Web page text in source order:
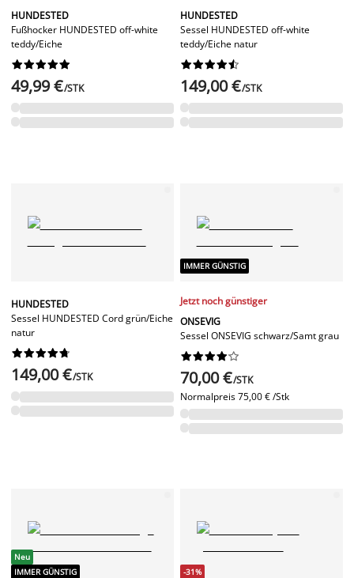
HUNDESTED
Fußhocker HUNDESTED off-white
teddy/Eiche






49,99 €/STK
HUNDESTED
Sessel HUNDESTED off-white
teddy/Eiche natur






149,00 €/STK
HUNDESTED
Sessel HUNDESTED Cord grün/Eiche
natur






149,00 €/STK
IMMER GÜNSTIG
Jetzt noch günstiger
ONSEVIG
Sessel ONSEVIG schwarz/Samt grau






70,00 €/STK
Normalpreis75,00 € /Stk
Neu
IMMER GÜNSTIG
-31%